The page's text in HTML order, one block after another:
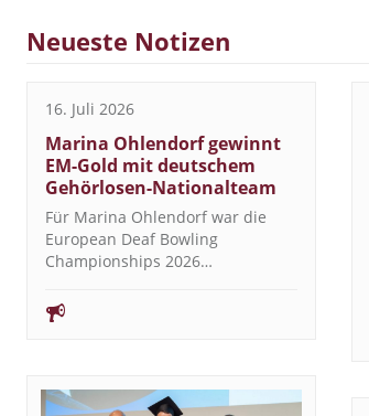
Neueste Notizen
16. Juli 2026
Marina Ohlendorf gewinnt
EM-Gold mit deutschem
Gehörlosen-Nationalteam
Für Marina Ohlendorf war die
European Deaf Bowling
Championships 2026…